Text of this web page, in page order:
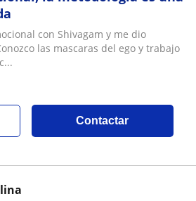
con Shivagam y me dio
las mascaras del ego y trabajo
Contactar